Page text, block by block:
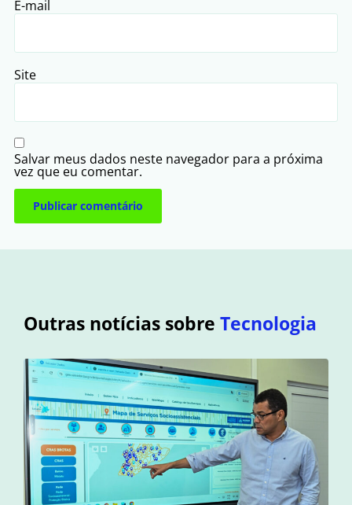
E-mail
Site
Salvar meus dados neste navegador para a próxima
vez que eu comentar.
Outras notícias sobre Tecnologia